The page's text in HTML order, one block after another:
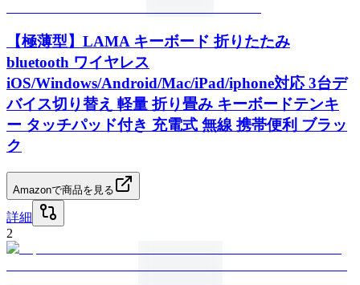
【極薄型】LAMA キーボード 折りたたみ
bluetooth ワイヤレス
iOS/Windows/Android/Mac/iPad/iphone対応 3台デ
バイス切り替え 軽量 折り畳み キーボードテンキ
ー タッチパッド付き 充電式 無線 携帯便利 ブラッ
ク
Amazonで商品を見る
詳細
2